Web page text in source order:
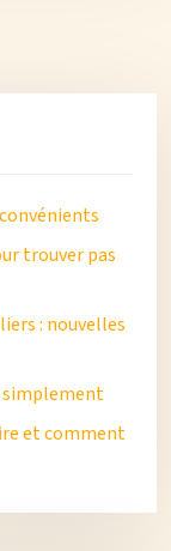
trouver pas
: nouvelles
simplement
et comment